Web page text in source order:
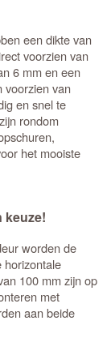
een dikte van
voorzien van
6 mm en een
voorzien van
en snel te
rondom
het mooiste
keuze!
worden de
horizontale
100 mm zijn op
met
aan beide